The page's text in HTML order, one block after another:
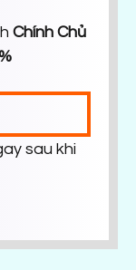
Chính Chủ
sau khi